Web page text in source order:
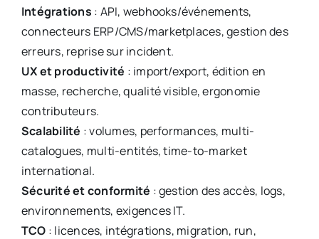
Intégrations : API, webhooks/événements,
connecteurs ERP/CMS/marketplaces, gestion des
erreurs, reprise sur incident.
UX et productivité : import/export, édition en
masse, recherche, qualité visible, ergonomie
contributeurs.
Scalabilité : volumes, performances, multi-
catalogues, multi-entités, time-to-market
international.
Sécurité et conformité : gestion des accès, logs,
environnements, exigences IT.
TCO : licences, intégrations, migration, run,